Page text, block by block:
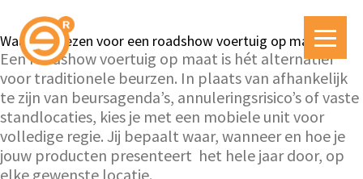
Waarom kiezen voor een roadshow voertuig op maat?
Een roadshow voertuig op maat is hét alternatief
voor traditionele beurzen. In plaats van afhankelijk
te zijn van beursagenda’s, annuleringsrisico’s of vaste
standlocaties, kies je met een mobiele unit voor
volledige regie. Jij bepaalt waar, wanneer en hoe je
jouw producten presenteert het hele jaar door, op
elke gewenste locatie.